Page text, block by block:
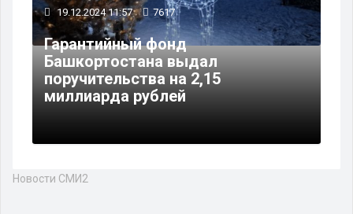
19.12.2024 11:57 7617
Гарантийный фонд
Башкортостана выдал
поручительства на 2,15
миллиарда рублей
Новости СМИ2